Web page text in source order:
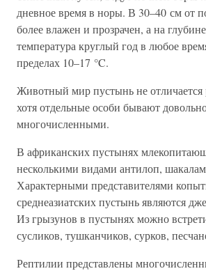
дневное время в норы. В 30–40 см от
более влажен и прозрачен, а на
температура круглый год в любое
пределах 10–17 °C.
Животный мир пустынь не отличается
хотя отдельные особи бывают
многочисленными.
В африканских пустынях
несколькими видами антилоп,
Характерными представителями
среднеазиатских пустынь являются
Из грызунов в пустынях можно
сусликов, тушканчиков, сурков,
Рептилии представлены